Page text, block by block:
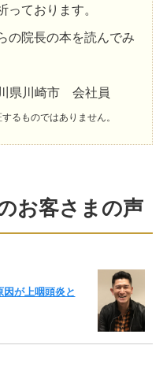
っております。
の院長の本を読んでみ
川崎市 会社員
るものではありません。
お客さまの声
が上咽頭炎と